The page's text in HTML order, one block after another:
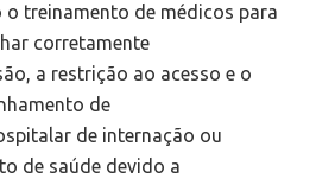
treinamento de médicos para
corretamente
a restrição ao acesso e o
de
de internação ou
de saúde devido a